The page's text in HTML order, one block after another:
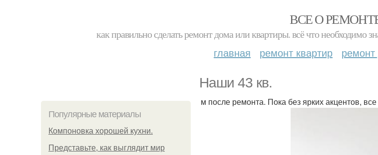
ВСЕ О
как правильно сделать ремонт дома или квартиры. всё что необходимо
главная ремонт квартир
Наши 43 кв.
Популярные материалы
Компоновка хорошей кухни.
Представьте, как выглядит мир
м после ремонта. Пока без ярких акцентов,